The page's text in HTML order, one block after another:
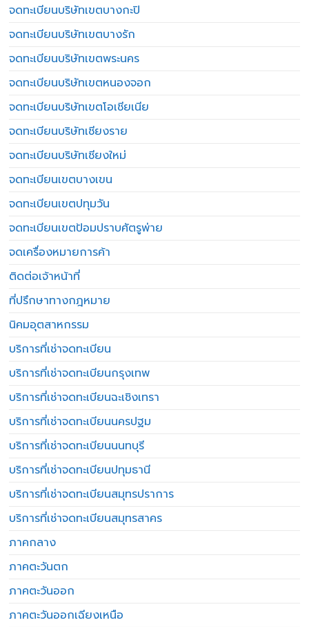
จดทะเบียนบริษัทเขตบางกะปิ
จดทะเบียนบริษัทเขตบางรัก
จดทะเบียนบริษัทเขตพระนคร
จดทะเบียนบริษัทเขตหนองจอก
จดทะเบียนบริษัทเขตโอเชียเนีย
จดทะเบียนบริษัทเชียงราย
จดทะเบียนบริษัทเชียงใหม่
จดทะเบียนเขตบางเขน
จดทะเบียนเขตปทุมวัน
จดทะเบียนเขตป้อมปราบศัตรูพ่าย
จดเครื่องหมายการค้า
ติดต่อเจ้าหน้าที่
ที่ปรึกษาทางกฎหมาย
นิคมอุตสาหกรรม
บริการที่เช่าจดทะเบียน
บริการที่เช่าจดทะเบียนกรุงเทพ
บริการที่เช่าจดทะเบียนฉะเชิงเทรา
บริการที่เช่าจดทะเบียนนครปฐม
บริการที่เช่าจดทะเบียนนนทบุรี
บริการที่เช่าจดทะเบียนปทุมธานี
บริการที่เช่าจดทะเบียนสมุทรปราการ
บริการที่เช่าจดทะเบียนสมุทรสาคร
ภาคกลาง
ภาคตะวันตก
ภาคตะวันออก
ภาคตะวันออกเฉียงเหนือ